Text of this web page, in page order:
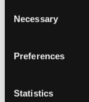
Selection
Necessary
Preferences
Statistics
quilling, origami.
contraddistinto da
ragazzi,
Fabriano, segno
simbolico per il